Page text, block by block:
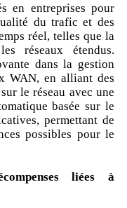
en entreprises pour
du trafic et des
réel, telles que la
réseaux étendus.
dans la gestion
WAN, en alliant des
le réseau avec une
basée sur le
permettant de
possibles pour le
liées à